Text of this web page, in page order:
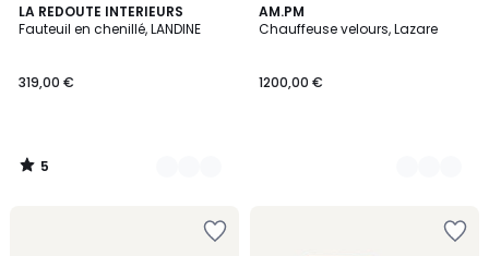
LA REDOUTE INTERIEURS
Fauteuil en chenillé, LANDINE
319,00 €
5
/
2
Couleurs
5
/
AM.PM
Chauffeuse velours, Lazare
1200,00 €
16
Couleurs